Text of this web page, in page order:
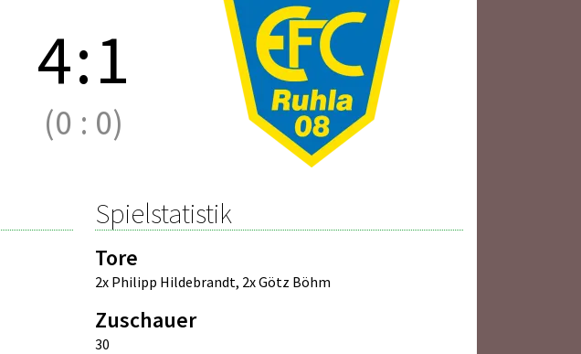
4:1
(0 : 0)
Spielstatistik
Tore
2x Philipp Hildebrandt, 2x Götz Böhm
Zuschauer
30